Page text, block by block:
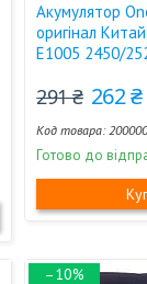
Акумулятор
оригінал
E1005 2450/
291 ₴ 262 ₴
Готово до
–10%